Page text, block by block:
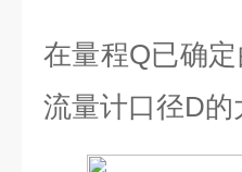
在量程Q已确
流量计口径D的